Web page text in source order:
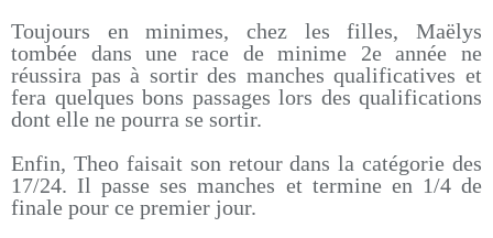
Toujours en minimes, chez les filles, Maëlys
tombée dans une race de minime 2e année ne
réussira pas à sortir des manches qualificatives et
fera quelques bons passages lors des qualifications
dont elle ne pourra se sortir.
Enfin, Theo faisait son retour dans la catégorie des
17/24. Il passe ses manches et termine en 1/4 de
finale pour ce premier jour.